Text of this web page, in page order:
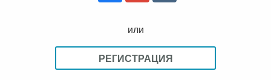
или
РЕГИСТРАЦИЯ